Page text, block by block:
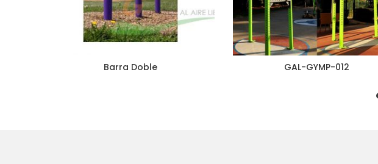
Barra Doble GAL-GYMP-012